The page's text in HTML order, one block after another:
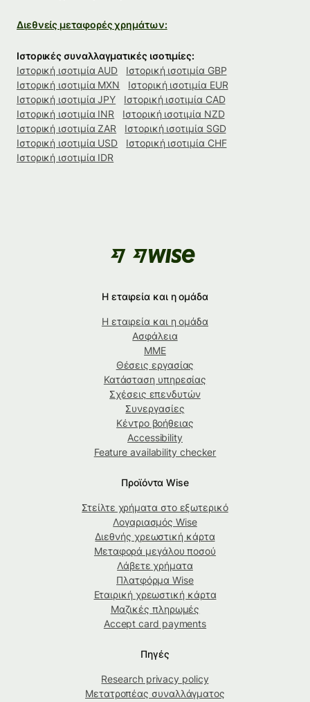
Διεθνείς μεταφορές χρημάτων:
Ιστορικές συναλλαγματικές ισοτιμίες:
Ιστορική ισοτιμία AUD
Ιστορική ισοτιμία GBP
Ιστορική ισοτιμία MXN
Ιστορική ισοτιμία EUR
Ιστορική ισοτιμία JPY
Ιστορική ισοτιμία CAD
Ιστορική ισοτιμία INR
Ιστορική ισοτιμία NZD
Ιστορική ισοτιμία ZAR
Ιστορική ισοτιμία SGD
Ιστορική ισοτιμία USD
Ιστορική ισοτιμία CHF
Ιστορική ισοτιμία IDR
Η εταιρεία και η ομάδα
Η εταιρεία και η ομάδα
Ασφάλεια
ΜΜΕ
Θέσεις εργασίας
Κατάσταση υπηρεσίας
Σχέσεις επενδυτών
Συνεργασίες
Κέντρο βοήθειας
Accessibility
Feature availability checker
Προϊόντα Wise
Στείλτε χρήματα στο εξωτερικό
Λογαριασμός Wise
Διεθνής χρεωστική κάρτα
Μεταφορά μεγάλου ποσού
Λάβετε χρήματα
Πλατφόρμα Wise
Εταιρική χρεωστική κάρτα
Μαζικές πληρωμές
Accept card payments
Πηγές
Research privacy policy
Μετατροπέας συναλλάγματος